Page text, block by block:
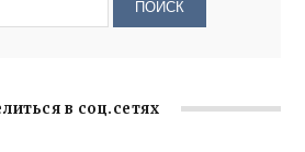
в соц.сетях